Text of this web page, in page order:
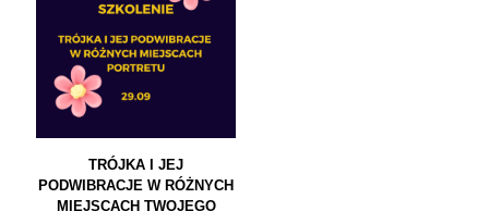
TRÓJKA I JEJ
PODWIBRACJE W RÓŻNYCH
MIEJSCACH TWOJEGO